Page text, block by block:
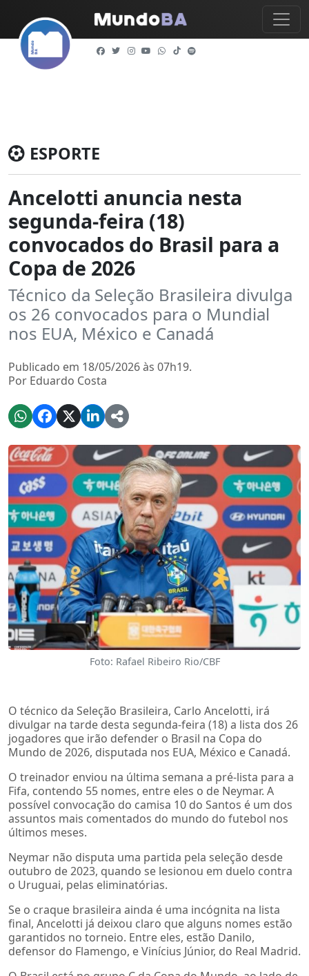
ESPORTE
Ancelotti anuncia nesta
segunda-feira (18)
convocados do Brasil para a
Copa de 2026
Técnico da Seleção Brasileira divulga
os 26 convocados para o Mundial
nos EUA, México e Canadá
Publicado em 18/05/2026 às 07h19.
Por Eduardo Costa
Foto: Rafael Ribeiro Rio/CBF
O técnico da Seleção Brasileira, Carlo Ancelotti, irá
divulgar na tarde desta segunda-feira (18) a lista dos 26
jogadores que irão defender o Brasil na Copa do
Mundo de 2026, disputada nos EUA, México e Canadá.
O treinador enviou na última semana a pré-lista para a
Fifa, contendo 55 nomes, entre eles o de Neymar. A
possível convocação do camisa 10 do Santos é um dos
assuntos mais comentados do mundo do futebol nos
últimos meses.
Neymar não disputa uma partida pela seleção desde
outubro de 2023, quando se lesionou em duelo contra
o Uruguai, pelas eliminatórias.
Se o craque brasileira ainda é uma incógnita na lista
final, Ancelotti já deixou claro que alguns nomes estão
garantidos no torneio. Entre eles, estão Danilo,
defensor do Flamengo, e Vinícius Júnior, do Real Madrid.